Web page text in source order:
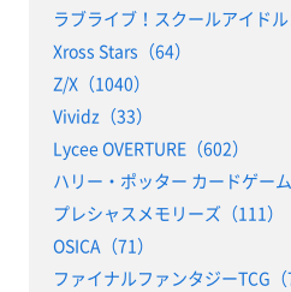
ラブライブ！スクールアイド
Xross Stars（64）
Z/X（1040）
Vividz（33）
Lycee OVERTURE（602）
ハリー・ポッター カードゲーム
プレシャスメモリーズ（111）
OSICA（71）
ファイナルファンタジーTCG（